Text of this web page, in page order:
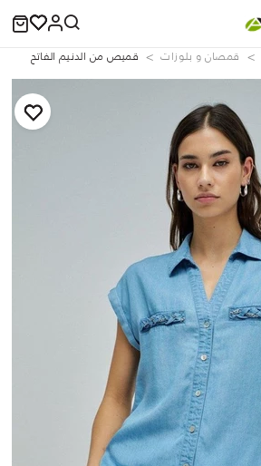
قمصان و بلوزات قميص من الدنيم الفاتح